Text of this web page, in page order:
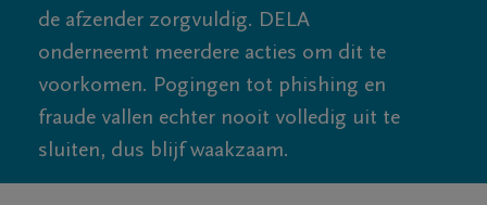
de afzender zorgvuldig. DELA
onderneemt meerdere acties om dit te
voorkomen. Pogingen tot phishing en
fraude vallen echter nooit volledig uit te
sluiten, dus blijf waakzaam.